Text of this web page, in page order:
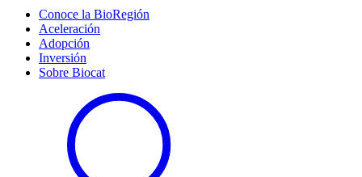
Conoce la BioRegión
Aceleración
Adopción
Inversión
Sobre Biocat